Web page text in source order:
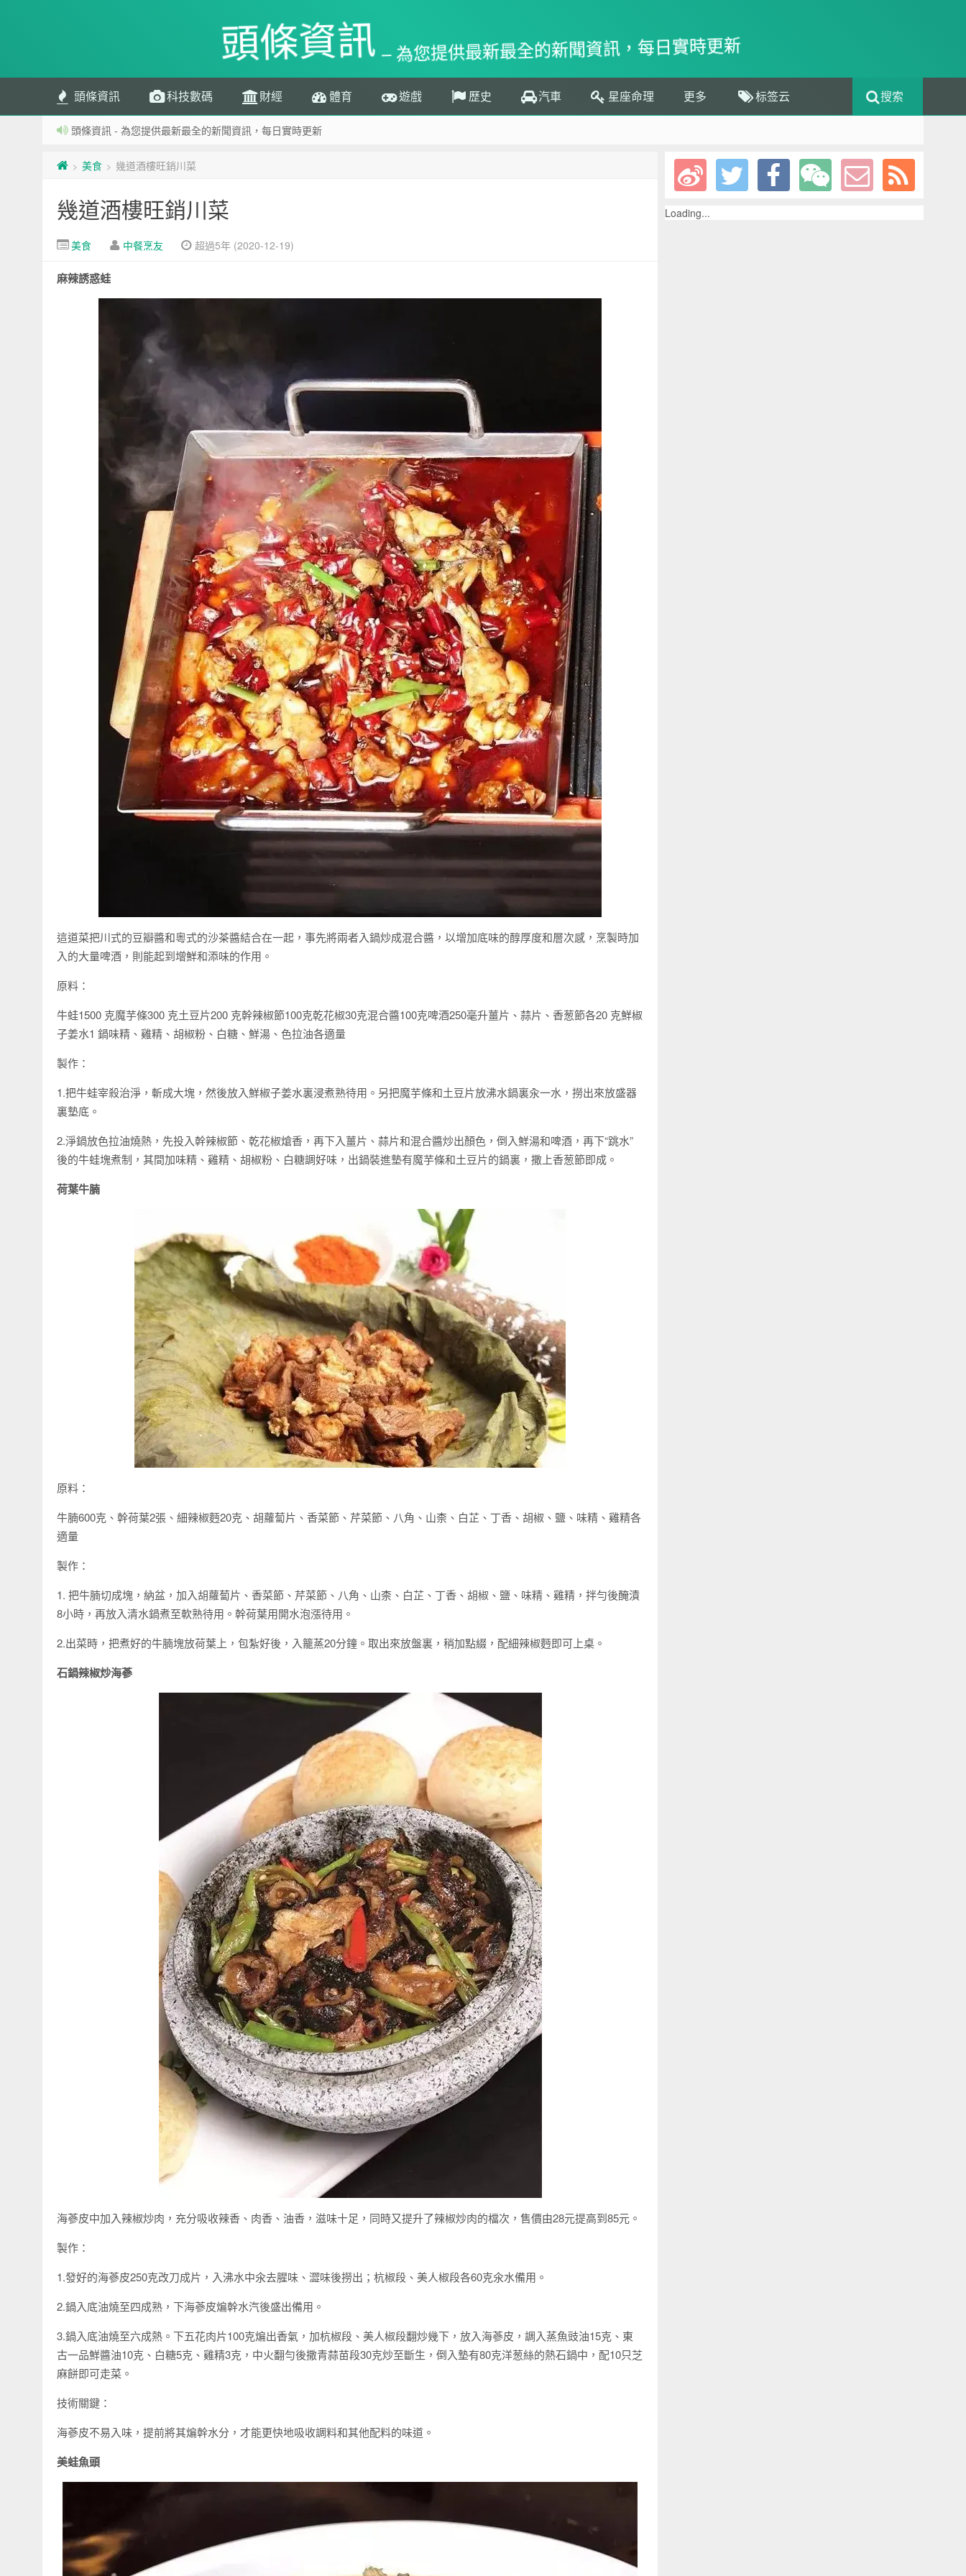
頭條資訊– 為您提供最新最全的新聞資訊，每日實時更新
頭條資訊 科技數碼 財經 體育 遊戲 歷史 汽車 星座命理 更多 标签云 搜索
頭條資訊 - 為您提供最新最全的新聞資訊，每日實時更新
> 美食 > 幾道酒樓旺銷川菜
幾道酒樓旺銷川菜
美食 中餐烹友 超過5年 (2020-12-19)
麻辣誘惑蛙
這道菜把川式的豆瓣醬和粵式的沙茶醬結合在一起，事先將兩者入鍋炒成混合醬，以增加底味的醇厚度和層次感，烹製時加
入的大量啤酒，則能起到增鮮和添味的作用。
原料：
牛蛙1500 克魔芋條300 克土豆片200 克幹辣椒節100克乾花椒30克混合醬100克啤酒250毫升薑片、蒜片、香葱節各20 克鮮椒
子姜水1 鍋味精、雞精、胡椒粉、白糖、鮮湯、色拉油各適量
製作：
1.把牛蛙宰殺治淨，斬成大塊，然後放入鮮椒子姜水裏浸煮熟待用。另把魔芋條和土豆片放沸水鍋裏汆一水，撈出來放盛器
裏墊底。
2.淨鍋放色拉油燒熱，先投入幹辣椒節、乾花椒熗香，再下入薑片、蒜片和混合醬炒出顏色，倒入鮮湯和啤酒，再下“跳水”
後的牛蛙塊煮制，其間加味精、雞精、胡椒粉、白糖調好味，出鍋裝進墊有魔芋條和土豆片的鍋裏，撒上香葱節即成。
荷葉牛腩
原料：
牛腩600克、幹荷葉2張、細辣椒麪20克、胡蘿蔔片、香菜節、芹菜節、八角、山柰、白芷、丁香、胡椒、鹽、味精、雞精各
適量
製作：
1. 把牛腩切成塊，納盆，加入胡蘿蔔片、香菜節、芹菜節、八角、山柰、白芷、丁香、胡椒、鹽、味精、雞精，拌勻後醃漬
8小時，再放入清水鍋煮至軟熟待用。幹荷葉用開水泡漲待用。
2.出菜時，把煮好的牛腩塊放荷葉上，包紮好後，入籠蒸20分鐘。取出來放盤裏，稍加點綴，配細辣椒麪即可上桌。
石鍋辣椒炒海蔘
海蔘皮中加入辣椒炒肉，充分吸收辣香、肉香、油香，滋味十足，同時又提升了辣椒炒肉的檔次，售價由28元提高到85元。
製作：
1.發好的海蔘皮250克改刀成片，入沸水中氽去腥味、澀味後撈出；杭椒段、美人椒段各60克氽水備用。
2.鍋入底油燒至四成熟，下海蔘皮煸幹水汽後盛出備用。
3.鍋入底油燒至六成熱。下五花肉片100克煸出香氣，加杭椒段、美人椒段翻炒幾下，放入海蔘皮，調入蒸魚豉油15克、東
古一品鮮醬油10克、白糖5克、雞精3克，中火翻勻後撒青蒜苗段30克炒至斷生，倒入墊有80克洋葱絲的熱石鍋中，配10只芝
麻餅即可走菜。
技術關鍵：
海蔘皮不易入味，提前將其煸幹水分，才能更快地吸收調料和其他配料的味道。
美蛙魚頭
Loading...